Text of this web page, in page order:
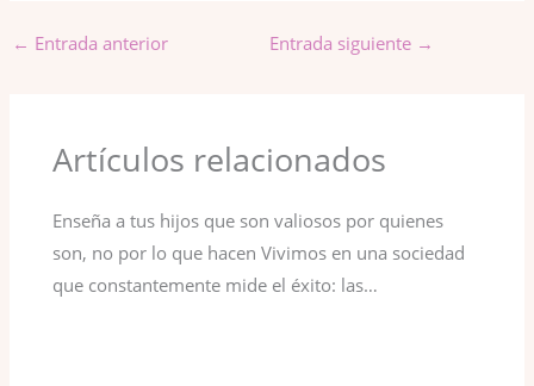
← Entrada anterior Entrada siguiente →
Artículos relacionados
Enseña a tus hijos que son valiosos por quienes
son, no por lo que hacen Vivimos en una sociedad
que constantemente mide el éxito: las…